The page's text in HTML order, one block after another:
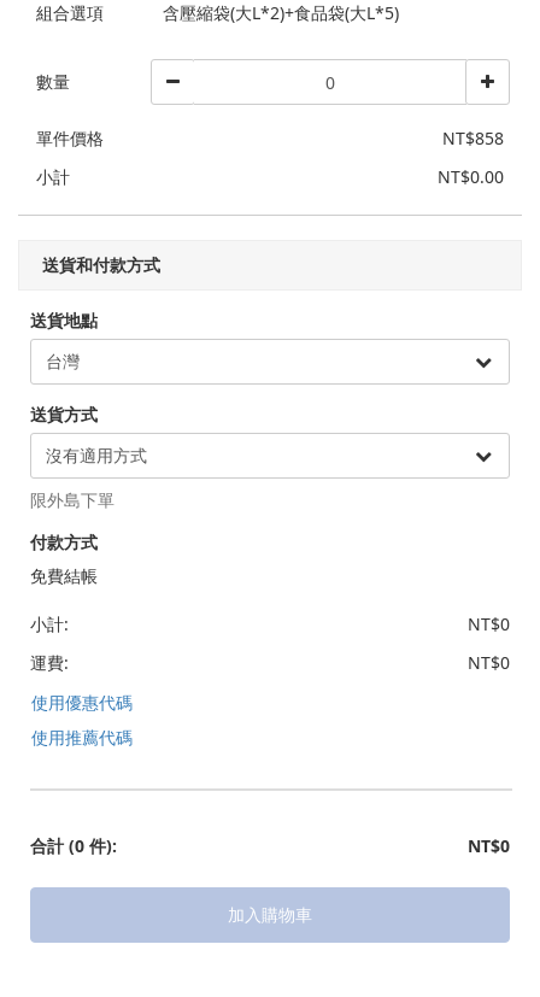
組合選項 含壓縮袋(大L*2)+食品袋(大L*5)
數量
單件價格
NT$858
小計
NT$0.00
送貨和付款方式
送貨地點
送貨方式
限外島下單
付款方式
免費結帳
小計:
NT$0
運費:
NT$0
使用優惠代碼
使用推薦代碼
合計 (0 件): NT$0
加入購物車